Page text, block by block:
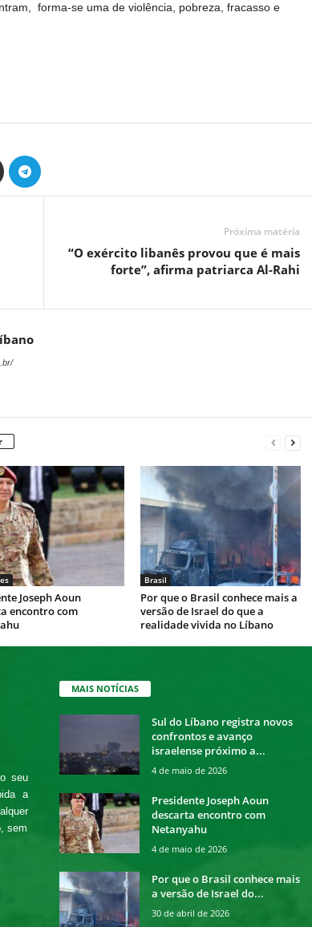
forma-se uma de violência, pobreza, fracasso e
Próxima matéria
“O exército libanês provou que é mais
forte”, afirma patriarca Al-Rahi
Joseph Aoun
encontro com
Brasil
Por que o Brasil conhece mais a
versão de Israel do que a
realidade vivida no Líbano
seu
a
sem
MAIS NOTÍCIAS
Sul do Líbano registra novos
confrontos e avanço
israelense próximo a...
4 de maio de 2026
Presidente Joseph Aoun
descarta encontro com
Netanyahu
4 de maio de 2026
Por que o Brasil conhece mais
a versão de Israel do...
30 de abril de 2026